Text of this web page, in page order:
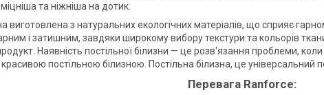
та ніжніша на дотик.
виготовлена з натуральних екологічних матеріалів, що сприяє
і затишним, завдяки широкому вибору текстури та кольорів
Наявність постільної білизни — це розв'язання проблеми,
постільною білизною. Постільна білизна, це універсальний
Перевага Ranforce: